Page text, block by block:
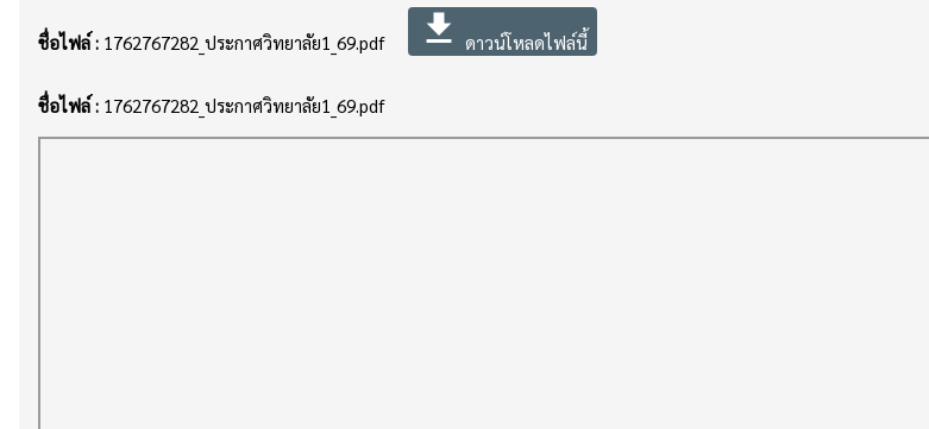
ชื่อไฟล์ : 1762767282_ประกาศวิทยาลัย1_69.pdf file_download ดาวน์โหลดไฟล์นี้
ชื่อไฟล์ : 1762767282_ประกาศวิทยาลัย1_69.pdf